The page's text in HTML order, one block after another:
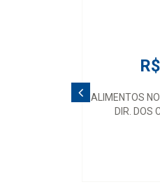
ALIMENTOS
DIR. DOS